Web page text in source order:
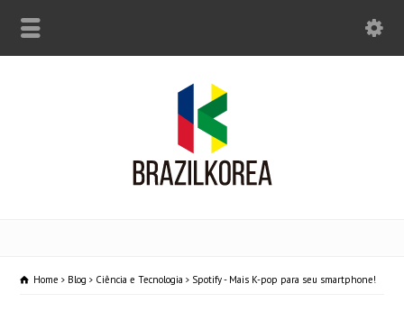
Home Blog Ciência e Tecnologia Spotify - Mais K-pop para seu smartphone!